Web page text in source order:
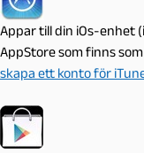
Appar till din iOs-enhet
AppStore som finns
skapa ett konto för